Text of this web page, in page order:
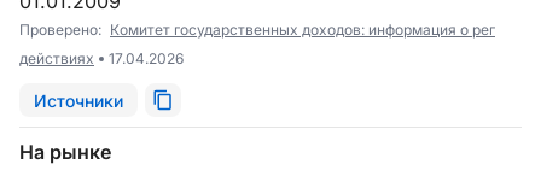
Проверено: Комитет государственных доходов: информация о рег
действиях
17.04.2026
Источники
На рынке